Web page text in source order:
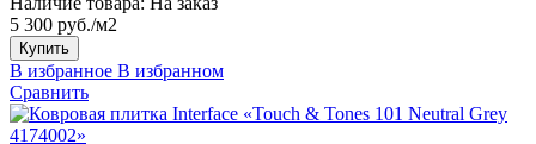
5 300 руб./м2
Купить
В избранное В избранном
Сравнить